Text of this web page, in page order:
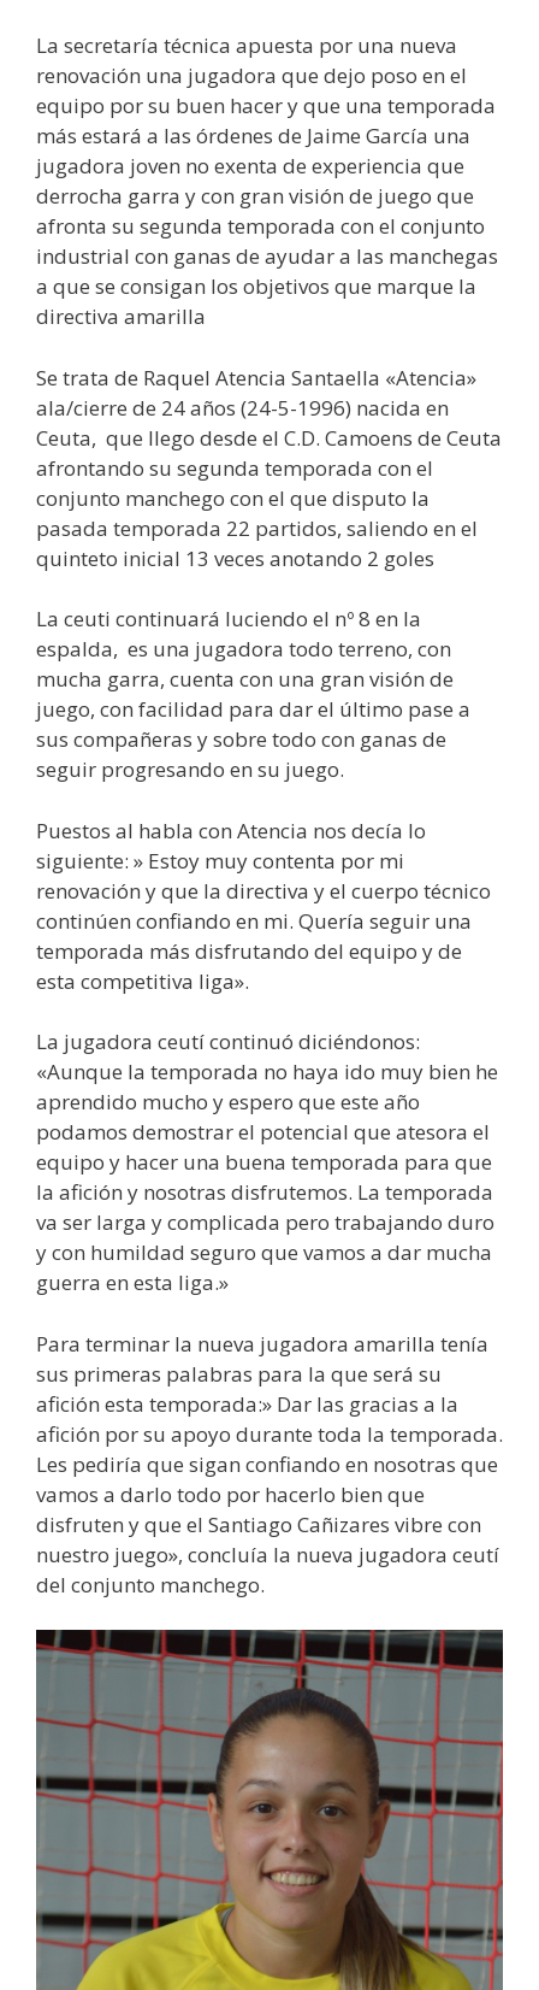
La secretaría técnica apuesta por una nueva
renovación una jugadora que dejo poso en el
equipo por su buen hacer y que una temporada
más estará a las órdenes de Jaime García una
jugadora joven no exenta de experiencia que
derrocha garra y con gran visión de juego que
afronta su segunda temporada con el conjunto
industrial con ganas de ayudar a las manchegas
a que se consigan los objetivos que marque la
directiva amarilla
Se trata de Raquel Atencia Santaella «Atencia»
ala/cierre de 24 años (24-5-1996) nacida en
Ceuta, que llego desde el C.D. Camoens de Ceuta
afrontando su segunda temporada con el
conjunto manchego con el que disputo la
pasada temporada 22 partidos, saliendo en el
quinteto inicial 13 veces anotando 2 goles
La ceuti continuará luciendo el nº 8 en la
espalda, es una jugadora todo terreno, con
mucha garra, cuenta con una gran visión de
juego, con facilidad para dar el último pase a
sus compañeras y sobre todo con ganas de
seguir progresando en su juego.
Puestos al habla con Atencia nos decía lo
siguiente: » Estoy muy contenta por mi
renovación y que la directiva y el cuerpo técnico
continúen confiando en mi. Quería seguir una
temporada más disfrutando del equipo y de
esta competitiva liga».
La jugadora ceutí continuó diciéndonos:
«Aunque la temporada no haya ido muy bien he
aprendido mucho y espero que este año
podamos demostrar el potencial que atesora el
equipo y hacer una buena temporada para que
la afición y nosotras disfrutemos. La temporada
va ser larga y complicada pero trabajando duro
y con humildad seguro que vamos a dar mucha
guerra en esta liga.»
Para terminar la nueva jugadora amarilla tenía
sus primeras palabras para la que será su
afición esta temporada:» Dar las gracias a la
afición por su apoyo durante toda la temporada.
Les pediría que sigan confiando en nosotras que
vamos a darlo todo por hacerlo bien que
disfruten y que el Santiago Cañizares vibre con
nuestro juego», concluía la nueva jugadora ceutí
del conjunto manchego.